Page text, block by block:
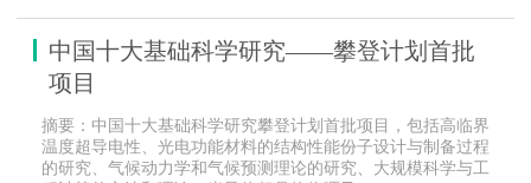
中国十大基础科学研究——攀登计划首批
项目
摘要：中国十大基础科学研究攀登计划首批项目，包括高临界
温度超导电性、光电功能材料的结构性能份子设计与制备过程
的研究、气候动力学和气候预测理论的研究、大规模科学与工